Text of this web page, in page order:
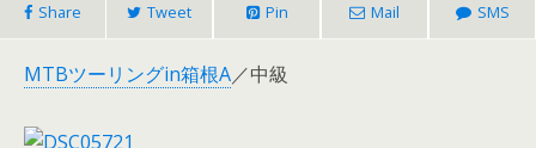
Share Tweet Pin Mail SMS
MTBツーリングin箱根A／中級